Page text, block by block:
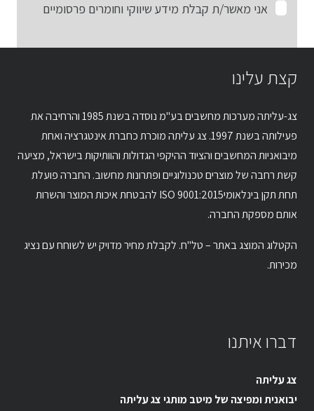
אני מאשר/ת קבלת מידע שיווקי וחומרים פרסומיים
קצת עלינו
צג-עליתה מערכות מחשבים בע"מ נוסדה בשנת 1985 והרחיבה את
פעילותה בשנת 1997. צג עליתה מוכרת כחברת אינטגרציה ואחת
מיבואניות המחשבים והציוד ההיקפי הגדולות והוותיקות בישראל, מציעה
קשת רחבה של מוצרים טכנולוגיים ופתרונות מחשוב. החברה פועלת
תחת תקן בינלאומיISO 9001:2015 להבטחת איכות המוצר והשרות
אותם מספקת החברה.
הקטלוג המוצג באתר – טל"ח. לקבלת מחיר מדויק יש לשוחח עם נציג
מכירות.
דברו איתנו
צג עליתה
יבואנית ומפיצה של מיטב מותגי צג עליתה